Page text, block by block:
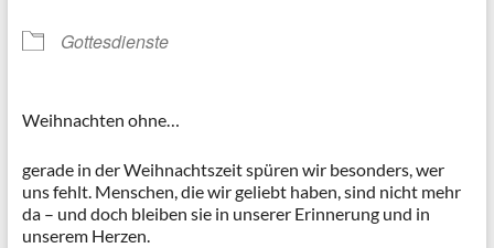
Gottesdienste
Weihnachten ohne…
gerade in der Weihnachtszeit spüren wir besonders, wer
uns fehlt. Menschen, die wir geliebt haben, sind nicht mehr
da – und doch bleiben sie in unserer Erinnerung und in
unserem Herzen.